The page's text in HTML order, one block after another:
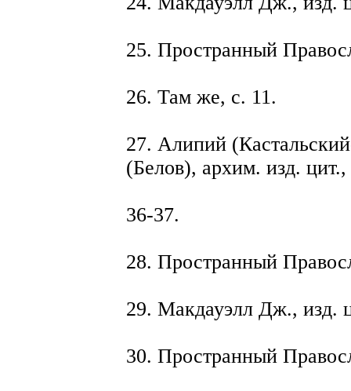
25. Пространный
26. Там же, с. 11.
27. Алипий
(Белов), архим. изд. цит.,
36-37.
28. Пространный
29. Макдауэлл Дж., изд.
30. Пространный